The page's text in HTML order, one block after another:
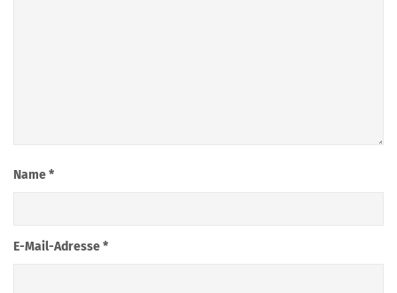
Name*
E-Mail-Adresse*